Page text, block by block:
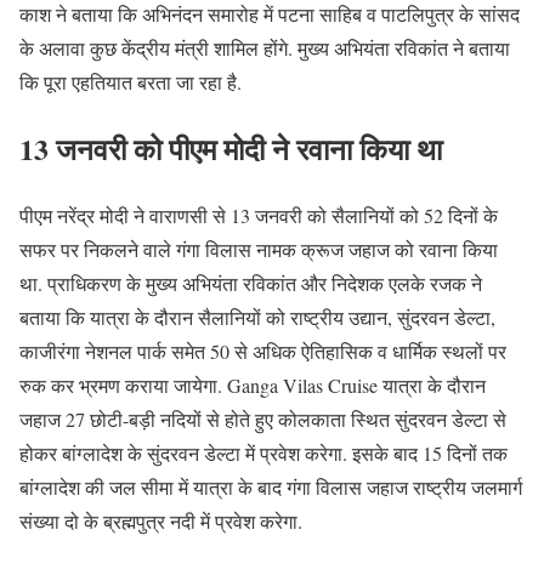
काश ने बताया कि अभिनंदन समारोह में पटना साहिब व पाटलिपुत्र के सांसद
के अलावा कुछ केंद्रीय मंत्री शामिल होंगे. मुख्य अभियंता रविकांत ने बताया
कि पूरा एहतियात बरता जा रहा है.
13 जनवरी को पीएम मोदी ने रवाना किया था
पीएम नरेंद्र मोदी ने वाराणसी से 13 जनवरी को सैलानियों को 52 दिनों के
सफर पर निकलने वाले गंगा विलास नामक क्रूज जहाज को रवाना किया
था. प्राधिकरण के मुख्य अभियंता रविकांत और निदेशक एलके रजक ने
बताया कि यात्रा के दौरान सैलानियों को राष्ट्रीय उद्यान, सुंदरवन डेल्टा,
काजीरंगा नेशनल पार्क समेत 50 से अधिक ऐतिहासिक व धार्मिक स्थलों पर
रुक कर भ्रमण कराया जायेगा. Ganga Vilas Cruise यात्रा के दौरान
जहाज 27 छोटी-बड़ी नदियों से होते हुए कोलकाता स्थित सुंदरवन डेल्टा से
होकर बांग्लादेश के सुंदरवन डेल्टा में प्रवेश करेगा. इसके बाद 15 दिनों तक
बांग्लादेश की जल सीमा में यात्रा के बाद गंगा विलास जहाज राष्ट्रीय जलमार्ग
संख्या दो के ब्रह्मपुत्र नदी में प्रवेश करेगा.